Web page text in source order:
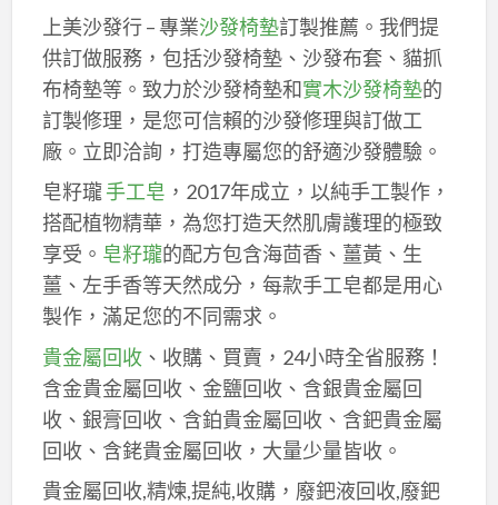
上美沙發行 – 專業沙發椅墊訂製推薦。我們提
供訂做服務，包括沙發椅墊、沙發布套、貓抓
布椅墊等。致力於沙發椅墊和實木沙發椅墊的
訂製修理，是您可信賴的沙發修理與訂做工
廠。立即洽詢，打造專屬您的舒適沙發體驗。
皂籽瓏手工皂 ，2017年成立，以純手工製作，
搭配植物精華，為您打造天然肌膚護理的極致
享受。 皂籽瓏的配方包含海茴香、薑黃、生
薑、左手香等天然成分，每款手工皂都是用心
製作，滿足您的不同需求。
貴金屬回收、收購、買賣，24小時全省服務！
含金貴金屬回收、金鹽回收、含銀貴金屬回
收、銀膏回收、含鉑貴金屬回收、含鈀貴金屬
回收、含銠貴金屬回收，大量少量皆收。
貴金屬回收,精煉,提純,收購，廢鈀液回收,廢鈀